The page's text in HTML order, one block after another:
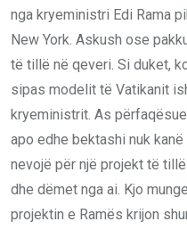
nga kryeministri Edi Rama
New York. Askush ose
të tillë në qeveri. Si duket,
sipas modelit të Vatikanit
kryeministrit. As
apo edhe bektashi nuk
nevojë për një projekt të
dhe dëmet nga ai. Kjo
projektin e Ramës krijon